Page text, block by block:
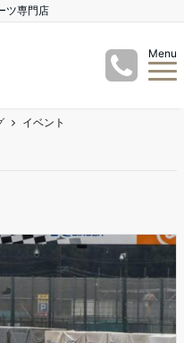
ツ専門店
Menu
イベント